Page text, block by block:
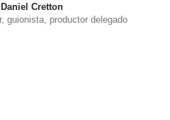
Cretton
guionista, productor delegado